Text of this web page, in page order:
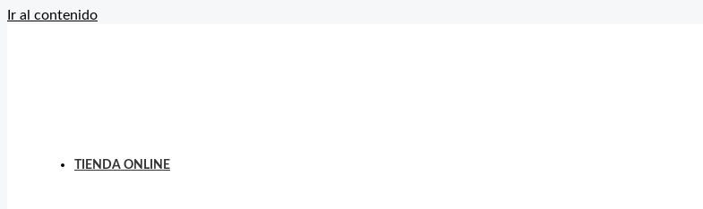
Ir al contenido
TIENDA ONLINE